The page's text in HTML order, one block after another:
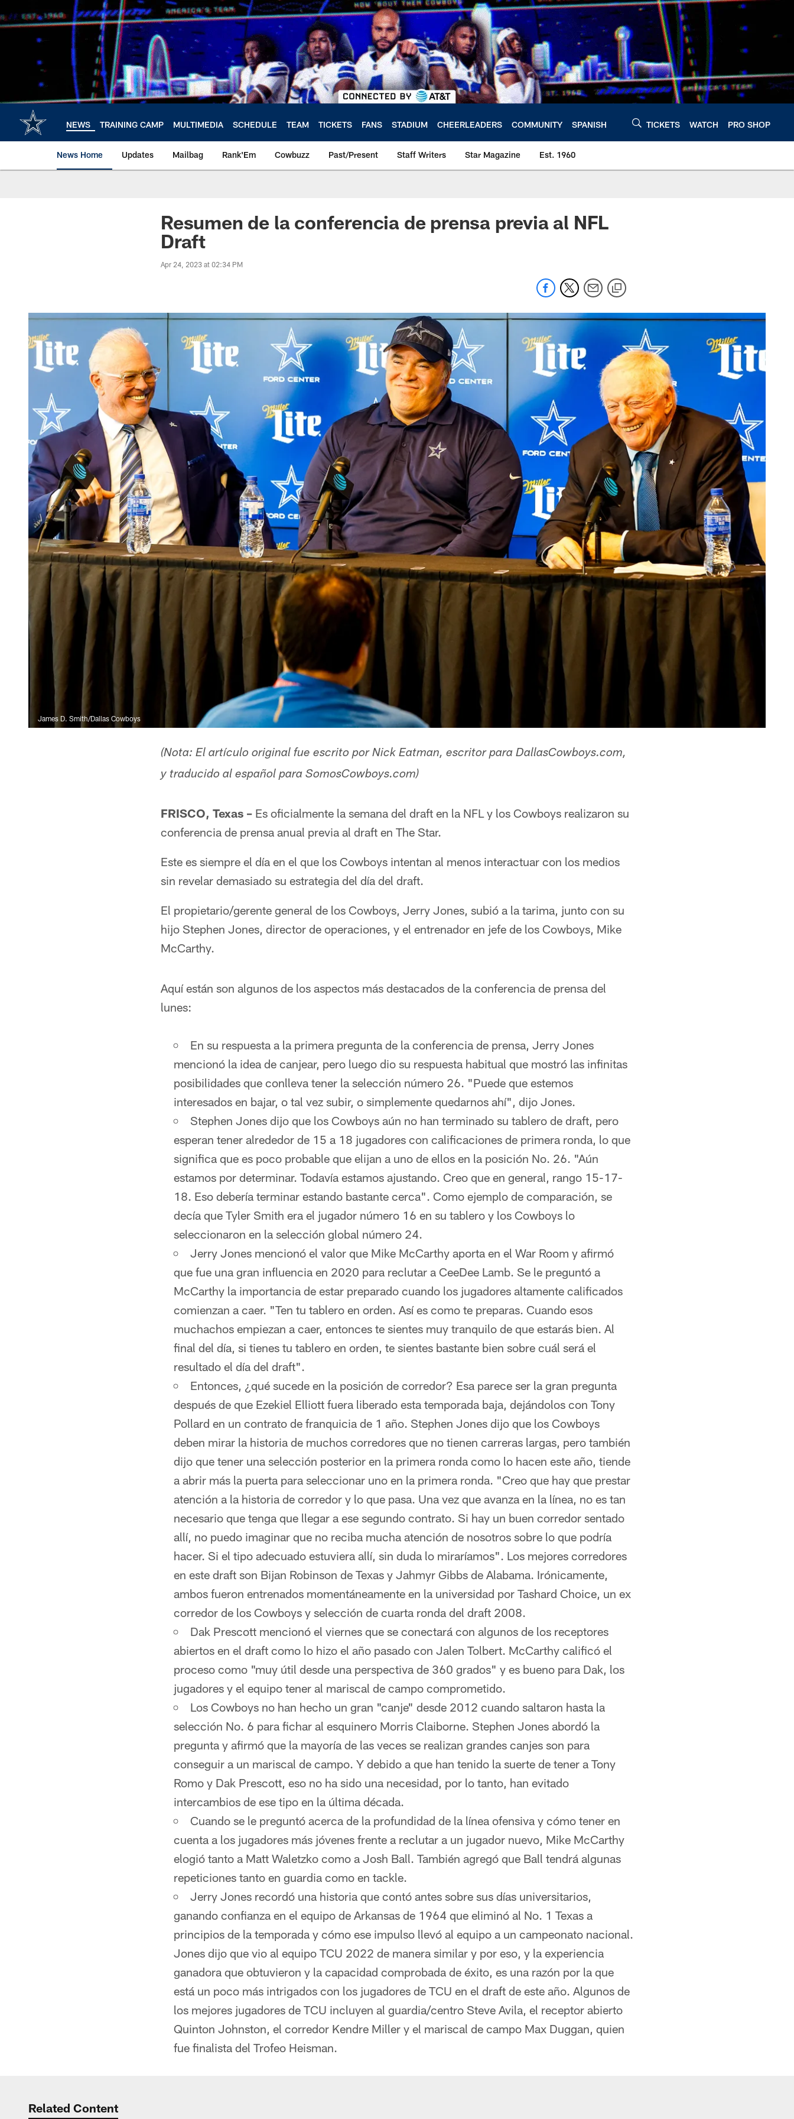
to
main
NEWS TRAINING CAMP MULTIMEDIA SCHEDULE TEAM TICKETS FANS STADIUM CHEERLEADERS COMMUNITY SPANISH TICKETS WATCH PRO SHOP
News Home Updates Mailbag Rank'Em Cowbuzz Past/Present Staff Writers Star Magazine Est. 1960
Resumen de la conferencia de prensa previa al NFL
Draft
Apr 24, 2023 at 02:34 PM
James D. Smith/Dallas Cowboys
(Nota: El artículo original fue escrito por Nick Eatman, escritor para DallasCowboys.com,
y traducido al español para SomosCowboys.com)
FRISCO, Texas – Es oficialmente la semana del draft en la NFL y los Cowboys realizaron su
conferencia de prensa anual previa al draft en The Star.
Este es siempre el día en el que los Cowboys intentan al menos interactuar con los medios
sin revelar demasiado su estrategia del día del draft.
El propietario/gerente general de los Cowboys, Jerry Jones, subió a la tarima, junto con su
hijo Stephen Jones, director de operaciones, y el entrenador en jefe de los Cowboys, Mike
McCarthy.
Aquí están son algunos de los aspectos más destacados de la conferencia de prensa del
lunes:
En su respuesta a la primera pregunta de la conferencia de prensa, Jerry Jones
mencionó la idea de canjear, pero luego dio su respuesta habitual que mostró las infinitas
posibilidades que conlleva tener la selección número 26. "Puede que estemos
interesados en bajar, o tal vez subir, o simplemente quedarnos ahí", dijo Jones.
Stephen Jones dijo que los Cowboys aún no han terminado su tablero de draft, pero
esperan tener alrededor de 15 a 18 jugadores con calificaciones de primera ronda, lo que
significa que es poco probable que elijan a uno de ellos en la posición No. 26. "Aún
estamos por determinar. Todavía estamos ajustando. Creo que en general, rango 15-17-
18. Eso debería terminar estando bastante cerca". Como ejemplo de comparación, se
decía que Tyler Smith era el jugador número 16 en su tablero y los Cowboys lo
seleccionaron en la selección global número 24.
Jerry Jones mencionó el valor que Mike McCarthy aporta en el War Room y afirmó
que fue una gran influencia en 2020 para reclutar a CeeDee Lamb. Se le preguntó a
McCarthy la importancia de estar preparado cuando los jugadores altamente calificados
comienzan a caer. "Ten tu tablero en orden. Así es como te preparas. Cuando esos
muchachos empiezan a caer, entonces te sientes muy tranquilo de que estarás bien. Al
final del día, si tienes tu tablero en orden, te sientes bastante bien sobre cuál será el
resultado el día del draft".
Entonces, ¿qué sucede en la posición de corredor? Esa parece ser la gran pregunta
después de que Ezekiel Elliott fuera liberado esta temporada baja, dejándolos con Tony
Pollard en un contrato de franquicia de 1 año. Stephen Jones dijo que los Cowboys
deben mirar la historia de muchos corredores que no tienen carreras largas, pero también
dijo que tener una selección posterior en la primera ronda como lo hacen este año, tiende
a abrir más la puerta para seleccionar uno en la primera ronda. "Creo que hay que prestar
atención a la historia de corredor y lo que pasa. Una vez que avanza en la línea, no es tan
necesario que tenga que llegar a ese segundo contrato. Si hay un buen corredor sentado
allí, no puedo imaginar que no reciba mucha atención de nosotros sobre lo que podría
hacer. Si el tipo adecuado estuviera allí, sin duda lo miraríamos". Los mejores corredores
en este draft son Bijan Robinson de Texas y Jahmyr Gibbs de Alabama. Irónicamente,
ambos fueron entrenados momentáneamente en la universidad por Tashard Choice, un ex
corredor de los Cowboys y selección de cuarta ronda del draft 2008.
Dak Prescott mencionó el viernes que se conectará con algunos de los receptores
abiertos en el draft como lo hizo el año pasado con Jalen Tolbert. McCarthy calificó el
proceso como "muy útil desde una perspectiva de 360 grados" y es bueno para Dak, los
jugadores y el equipo tener al mariscal de campo comprometido.
Los Cowboys no han hecho un gran "canje" desde 2012 cuando saltaron hasta la
selección No. 6 para fichar al esquinero Morris Claiborne. Stephen Jones abordó la
pregunta y afirmó que la mayoría de las veces se realizan grandes canjes son para
conseguir a un mariscal de campo. Y debido a que han tenido la suerte de tener a Tony
Romo y Dak Prescott, eso no ha sido una necesidad, por lo tanto, han evitado
intercambios de ese tipo en la última década.
Cuando se le preguntó acerca de la profundidad de la línea ofensiva y cómo tener en
cuenta a los jugadores más jóvenes frente a reclutar a un jugador nuevo, Mike McCarthy
elogió tanto a Matt Waletzko como a Josh Ball. También agregó que Ball tendrá algunas
repeticiones tanto en guardia como en tackle.
Jerry Jones recordó una historia que contó antes sobre sus días universitarios,
ganando confianza en el equipo de Arkansas de 1964 que eliminó al No. 1 Texas a
principios de la temporada y cómo ese impulso llevó al equipo a un campeonato nacional.
Jones dijo que vio al equipo TCU 2022 de manera similar y por eso, y la experiencia
ganadora que obtuvieron y la capacidad comprobada de éxito, es una razón por la que
está un poco más intrigados con los jugadores de TCU en el draft de este año. Algunos de
los mejores jugadores de TCU incluyen al guardia/centro Steve Avila, el receptor abierto
Quinton Johnston, el corredor Kendre Miller y el mariscal de campo Max Duggan, quien
fue finalista del Trofeo Heisman.
Related Content